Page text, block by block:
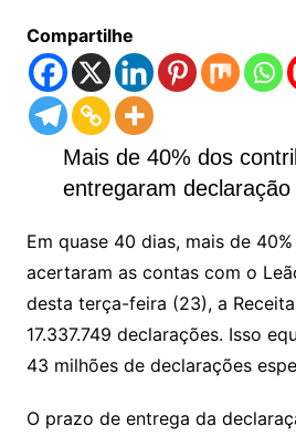
Compartilhe
Mais de 40% dos
entregaram declaração
Em quase 40 dias, mais de
acertaram as contas com o
desta terça-feira (23), a
17.337.749 declarações. Isso
43 milhões de declarações
O prazo de entrega da